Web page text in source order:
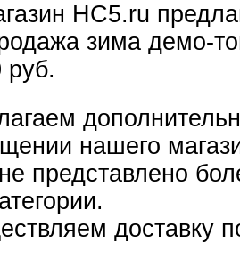
HC5.ru
зима демо-
руб.
нашего
представлено
доставку